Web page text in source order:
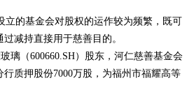
的基金会对股权的运作较为频繁，既可
减持直接用于慈善目的。
璃（600660.SH）股东，河仁慈善基金会
质押股份7000万股，为福州市福耀高等